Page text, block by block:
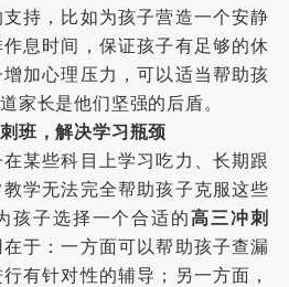
持，比如为孩子营造一个安静
息时间，保证孩子有足够的休
加心理压力，可以适当帮助孩
家长是他们坚强的后盾。
，解决学习瓶颈
些科目上学习吃力、长期跟
学无法完全帮助孩子克服这些
孩子选择一个合适的高三冲刺
于：一方面可以帮助孩子查漏
有针对性的辅导；另一方面，